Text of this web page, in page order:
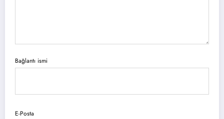
Bağlantı ismi
E-Posta